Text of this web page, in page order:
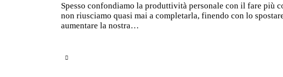
Spesso confondiamo la produttività personale con il fare più
non riusciamo quasi mai a completarla, finendo con lo
aumentare la nostra…